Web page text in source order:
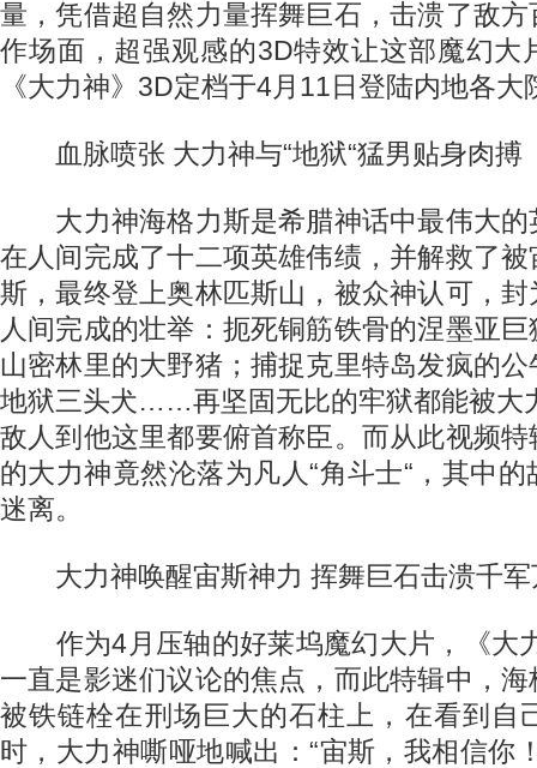
量，凭借超自然力量挥舞巨石，击溃了敌
作场面，超强观感的3D特效让这部魔幻大
《大力神》3D定档于4月11日登陆内地各大
血脉喷张 大力神与“地狱“猛男贴身肉搏
大力神海格力斯是希腊神话中最伟大的
在人间完成了十二项英雄伟绩，并解救了
斯，最终登上奥林匹斯山，被众神认可，
人间完成的壮举：扼死铜筋铁骨的涅墨亚
山密林里的大野猪；捕捉克里特岛发疯的
地狱三头犬……再坚固无比的牢狱都能被大
敌人到他这里都要俯首称臣。而从此视频
的大力神竟然沦落为凡人“角斗士“，其中
迷离。
大力神唤醒宙斯神力 挥舞巨石击溃千军
作为4月压轴的好莱坞魔幻大片，《大
一直是影迷们议论的焦点，而此特辑中，
被铁链栓在刑场巨大的石柱上，在看到自
时，大力神嘶哑地喊出：“宙斯，我相信你